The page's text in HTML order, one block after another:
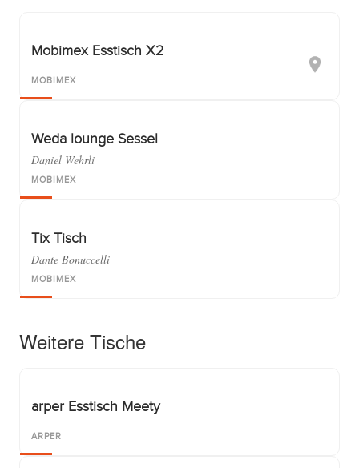
Mobimex Esstisch X2
MOBIMEX
Weda lounge Sessel
Daniel Wehrli
MOBIMEX
Tix Tisch
Dante Bonuccelli
MOBIMEX
Weitere Tische
arper Esstisch Meety
ARPER